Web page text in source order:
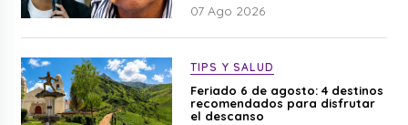
07 Ago 2026
TIPS Y SALUD
Feriado 6 de agosto: 4 destinos
recomendados para disfrutar
el descanso